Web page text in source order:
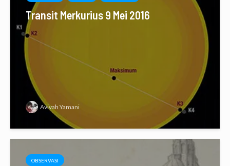
Transit Merkurius 9 Mei 2016
Avivah Yamani
OBSERVASI